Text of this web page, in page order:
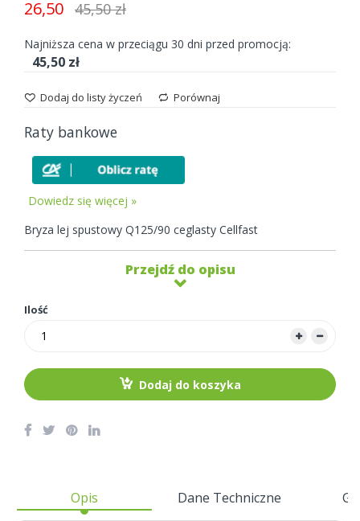
26,50 45,50 zł
Najniższa cena w przeciągu 30 dni przed promocją:
45,50 zł
Dodaj do listy życzeń Porównaj
Raty bankowe
Dowiedz się więcej »
Bryza lej spustowy Q125/90 ceglasty Cellfast
Przejdź do opisu
Ilość
Dodaj do koszyka
Opis Dane Techniczne